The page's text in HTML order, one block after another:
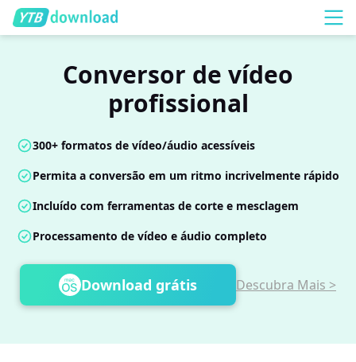
Conversor de vídeo
profissional
300+ formatos de vídeo/áudio acessíveis
Permita a conversão em um ritmo incrivelmente rápido
Incluído com ferramentas de corte e mesclagem
Processamento de vídeo e áudio completo
Download grátis Descubra Mais >